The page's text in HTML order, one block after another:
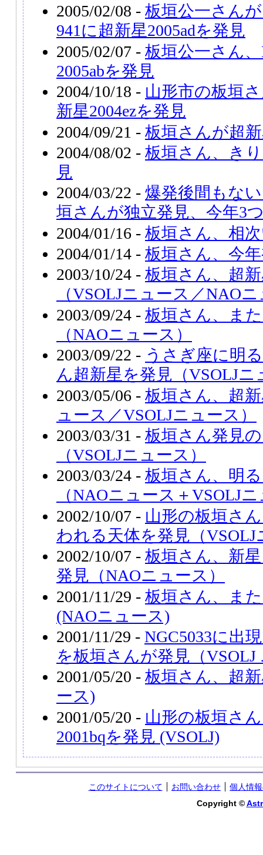
2005/02/08 - 板垣公一さん
941に超新星2005adを発見
2005/02/07 - 板垣公一さん
2005abを発見
2004/10/18 - 山形市の板垣
新星2004ezを発見
2004/09/21 - 板垣さんが超
2004/08/02 - 板垣さん、き
見
2004/03/22 - 爆発後間もな
垣さんが独立発見、今年3
2004/01/16 - 板垣さん、相
2004/01/14 - 板垣さん、今
2003/10/24 - 板垣さん、超
（VSOLJニュース／NAO
2003/09/24 - 板垣さん、ま
（NAOニュース）
2003/09/22 - うさぎ座に明
ん超新星を発見（VSOLJニ
2003/05/06 - 板垣さん、超
ュース／VSOLJニュース）
2003/03/31 - 板垣さん発見
（VSOLJニュース）
2003/03/24 - 板垣さん、明
（NAOニュース＋VSOLJ
2002/10/07 - 山形の板垣さ
われる天体を発見（VSOLJ
2002/10/07 - 板垣さん、新
発見（NAOニュース）
2001/11/29 - 板垣さん、ま
(NAOニュース)
2001/11/29 - NGC5033に出
を板垣さんが発見（VSOLJ
2001/05/20 - 板垣さん、超
ース)
2001/05/20 - 山形の板垣さ
2001bqを発見 (VSOLJ)
このサイトについて お問い合わせ
個人情
Copyright ©